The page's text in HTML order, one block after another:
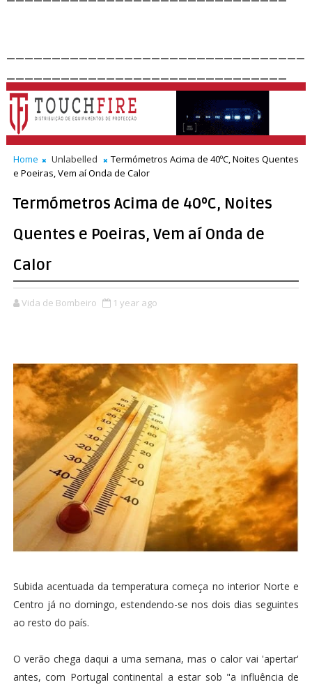
Home Unlabelled
Termómetros Acima de 40ºC, Noites Quentes
e Poeiras, Vem aí Onda de Calor
Termómetros Acima de 40ºC, Noites
Quentes e Poeiras, Vem aí Onda de
Calor
Vida de Bombeiro 1 year ago
Subida acentuada da temperatura começa no interior Norte e
Centro já no domingo, estendendo-se nos dois dias seguintes
ao resto do país.
O verão chega daqui a uma semana, mas o calor vai 'apertar'
antes, com Portugal continental a estar sob "a influência de